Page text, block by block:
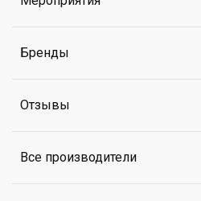
Бренды
Отзывы
Все производители